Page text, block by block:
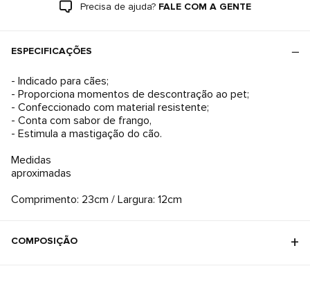
Precisa de ajuda? FALE COM A GENTE
ESPECIFICAÇÕES
- Indicado para cães;
- Proporciona momentos de descontração ao pet;
- Confeccionado com material resistente;
- Conta com sabor de frango,
- Estimula a mastigação do cão.
Medidas
aproximadas
Comprimento: 23cm / Largura: 12cm
COMPOSIÇÃO